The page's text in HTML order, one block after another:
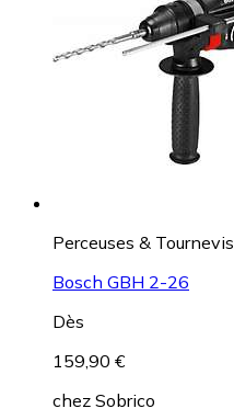
Perceuses & Tournevis
Bosch GBH 2-26
Dès
159,90 €
chez Sobrico